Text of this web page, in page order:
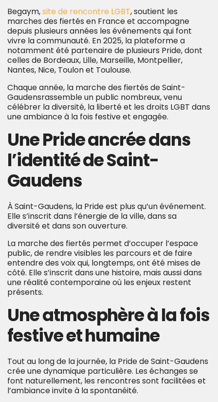
Begaym,site de rencontre LGBT, soutient les
marches des fiertés en France et accompagne
depuis plusieurs années les événements qui font
vivre la communauté. En 2025, la plateforme a
notamment été partenaire de plusieurs Pride, dont
celles de Bordeaux, Lille, Marseille, Montpellier,
Nantes, Nice, Toulon et Toulouse.
Chaque année, la marche des fiertés de Saint-
Gaudensrassemble un public nombreux, venu
célébrer la diversité, la liberté et les droits LGBT dans
une ambiance à la fois festive et engagée.
Une Pride ancrée dans
l’identité de Saint-
Gaudens
À Saint-Gaudens, la Pride est plus qu’un événement.
Elle s’inscrit dans l’énergie de la ville, dans sa
diversité et dans son ouverture.
La marche des fiertés permet d’occuper l’espace
public, de rendre visibles les parcours et de faire
entendre des voix qui, longtemps, ont été mises de
côté. Elle s’inscrit dans une histoire, mais aussi dans
une réalité contemporaine où les enjeux restent
présents.
Une atmosphère à la fois
festive et humaine
Tout au long de la journée, la Pride de Saint-Gaudens
crée une dynamique particulière. Les échanges se
font naturellement, les rencontres sont facilitées et
l’ambiance invite à la spontanéité.